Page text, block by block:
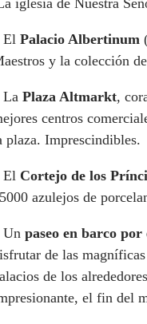
El Palacio Albertinum
y la colección
La Plaza Altmarkt,
centros
plaza. Imprescindibles.
El Cortejo de los
azulejos de
Un paseo en barco por
de las
de los
el fin del